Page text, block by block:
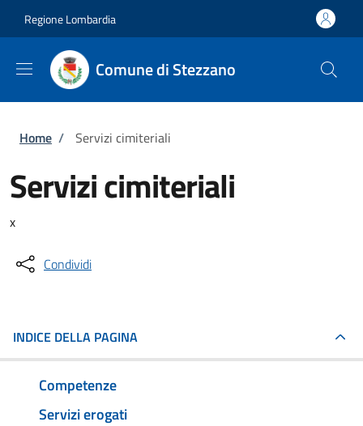
Regione Lombardia
Comune di Stezzano
Briciole di pane
Home / Servizi cimiteriali
Servizi cimiteriali
x
Condividi
INDICE DELLA PAGINA
Competenze
Servizi erogati